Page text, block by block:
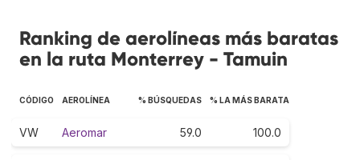
Ranking de aerolíneas más baratas
en la ruta Monterrey - Tamuin
CÓDIGO AEROLÍNEA % BÚSQUEDAS % LA MÁS BARATA
VW Aeromar 59.0 100.0